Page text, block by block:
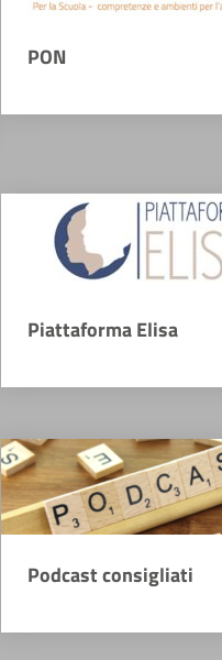
PON
Piattaforma Elisa
Podcast consigliati